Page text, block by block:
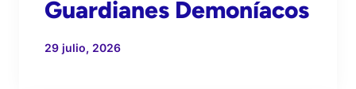
Guardianes Demoníacos
29 julio, 2026